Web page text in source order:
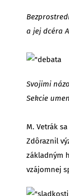
a jej dcéra
Svojimi
Sekcie
M. Vetrák
Zdôraznil
základným
vzájomnej